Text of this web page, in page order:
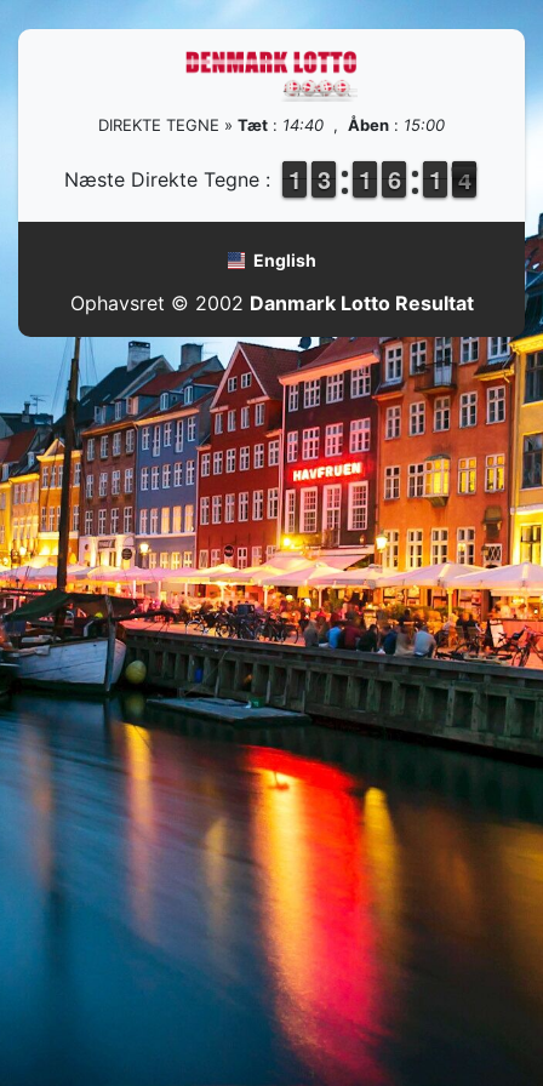
DIREKTE TEGNE » Tæt : 14:40 , Åben : 15:00
Næste Direkte Tegne : 1
1
1
1 2
2
3
3 1
1
1
1 5
5
6
6 1
1
1
1 4
3
3
English
Ophavsret © 2002 Danmark Lotto Resultat